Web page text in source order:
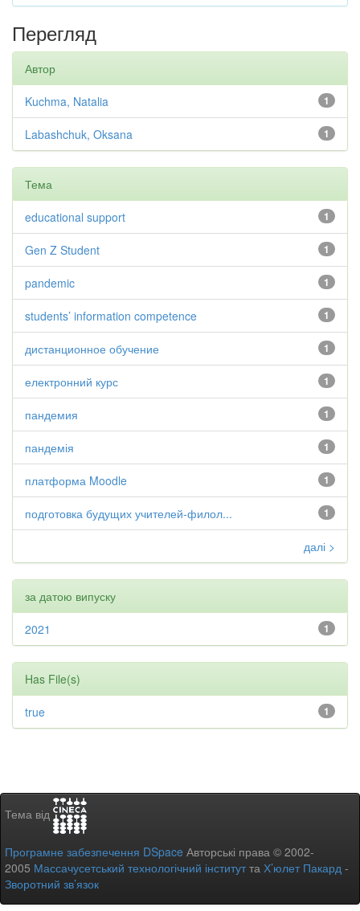
Перегляд
Автор
1
Kuchma, Natalia
1
Labashchuk, Oksana
Тема
1
educational support
1
Gen Z Student
1
pandemic
1
students’ information competence
1
дистанционное обучение
1
електронний курс
1
пандемия
1
пандемія
1
платформа Moodle
1
подготовка будущих учителей-филол...
далі >
за датою випуску
1
2021
Has File(s)
1
true
Тема від
Програмне забезпечення DSpace Авторські права © 2002-
2005 Массачусетський технологічний інститутта Х’юлет Пакард -
Зворотний зв’язок